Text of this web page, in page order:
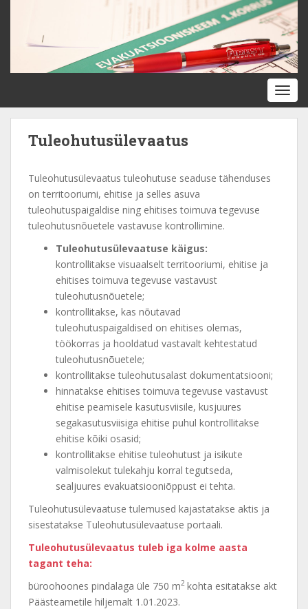
Tuleohutusülevaatus
Tuleohutusülevaatus tuleohutuse seaduse tähenduses
on territooriumi, ehitise ja selles asuva
tuleohutuspaigaldise ning ehitises toimuva tegevuse
tuleohutusnõuetele vastavuse kontrollimine.
Tuleohutusülevaatuse käigus:
kontrollitakse visuaalselt territooriumi, ehitise ja
ehitises toimuva tegevuse vastavust
tuleohutusnõuetele;
kontrollitakse, kas nõutavad
tuleohutuspaigaldised on ehitises olemas,
töökorras ja hooldatud vastavalt kehtestatud
tuleohutusnõuetele;
kontrollitakse tuleohutusalast dokumentatsiooni;
hinnatakse ehitises toimuva tegevuse vastavust
ehitise peamisele kasutusviisile, kusjuures
segakasutusviisiga ehitise puhul kontrollitakse
ehitise kõiki osasid;
kontrollitakse ehitise tuleohutust ja isikute
valmisolekut tulekahju korral tegutseda,
sealjuures evakuatsiooniõppust ei tehta.
Tuleohutusülevaatuse tulemused kajastatakse aktis ja
sisestatakse Tuleohutusülevaatuse portaali.
Tuleohutusülevaatus tuleb iga kolme aasta
tagant teha:
büroohoones pindalaga üle 750 m2 kohta esitatakse akt
Päästeametile hiljemalt 1.01.2023.